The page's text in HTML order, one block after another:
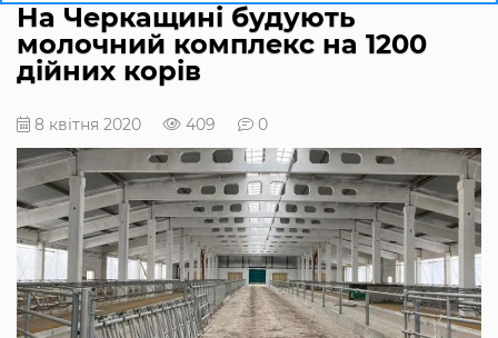
На Черкащині будують
молочний комплекс на 1200
дійних корів
8 квітня 2020 409 0